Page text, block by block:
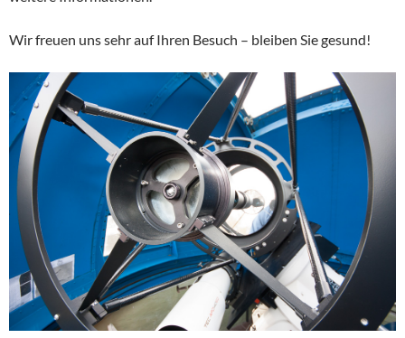
Wir freuen uns sehr auf Ihren Besuch – bleiben Sie gesund!